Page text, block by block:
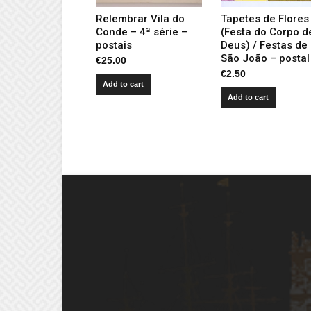
Relembrar Vila do
Conde – 4ª série –
postais
€25.00
Add to cart
Tapetes de Flores
(Festa do Corpo
Deus) / Festas de
São João – postal
€2.50
Add to cart